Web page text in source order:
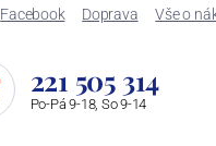
Facebook Doprava Vše o
221 505 314
Po-Pá 9-18, So 9-14